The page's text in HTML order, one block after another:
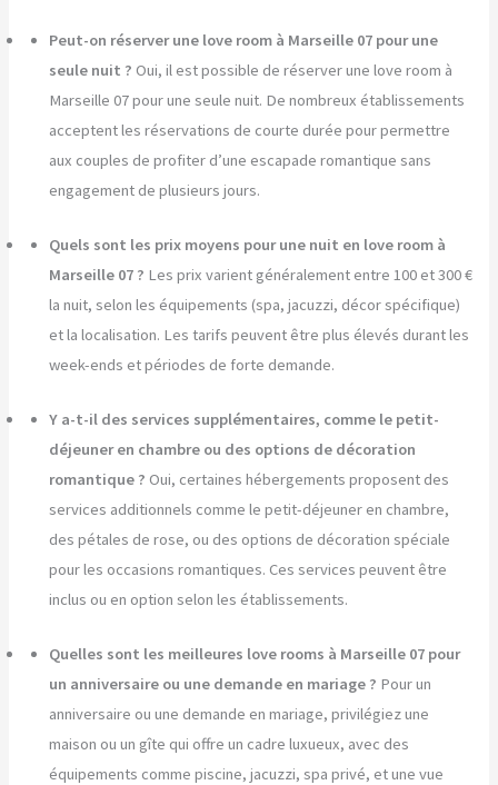
Peut-on réserver une love room à Marseille 07 pour une
seule nuit ? Oui, il est possible de réserver une love room à
Marseille 07 pour une seule nuit. De nombreux établissements
acceptent les réservations de courte durée pour permettre
aux couples de profiter d’une escapade romantique sans
engagement de plusieurs jours.
Quels sont les prix moyens pour une nuit en love room à
Marseille 07 ? Les prix varient généralement entre 100 et 300 €
la nuit, selon les équipements (spa, jacuzzi, décor spécifique)
et la localisation. Les tarifs peuvent être plus élevés durant les
week-ends et périodes de forte demande.
Y a-t-il des services supplémentaires, comme le petit-
déjeuner en chambre ou des options de décoration
romantique ? Oui, certaines hébergements proposent des
services additionnels comme le petit-déjeuner en chambre,
des pétales de rose, ou des options de décoration spéciale
pour les occasions romantiques. Ces services peuvent être
inclus ou en option selon les établissements.
Quelles sont les meilleures love rooms à Marseille 07 pour
un anniversaire ou une demande en mariage ? Pour un
anniversaire ou une demande en mariage, privilégiez une
maison ou un gîte qui offre un cadre luxueux, avec des
équipements comme piscine, jacuzzi, spa privé, et une vue